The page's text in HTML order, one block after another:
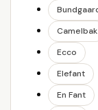
Camelbak
Ecco
Elefant
En Fant